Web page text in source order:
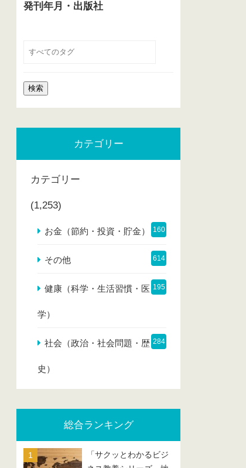
発刊年月・出版社
カテゴリー
カテゴリー
(1,253)
お金（節約・投資・貯金） 160
その他 614
健康（科学・生活習慣・医
学）
195
社会（政治・社会問題・歴
史）
284
総合ランキング
「サクッとわかるビジ